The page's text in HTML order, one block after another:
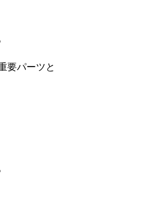
要パーツと